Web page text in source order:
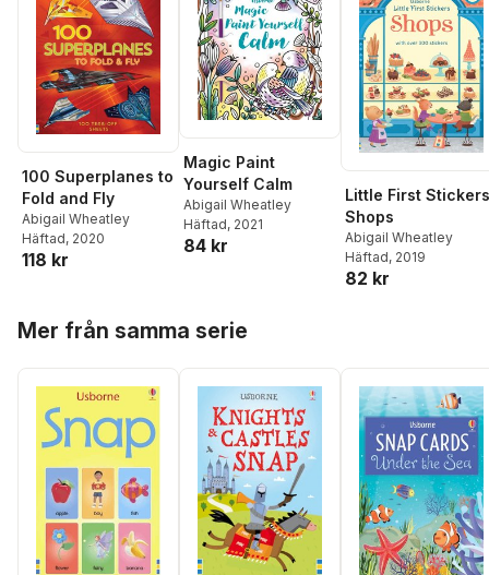
100 Superplanes to
Fold and Fly
Abigail Wheatley
Häftad, 2020
118 kr
Magic Paint
Yourself Calm
Abigail Wheatley
Häftad, 2021
84 kr
Little First Stickers
Shops
Abigail Wheatley
Häftad, 2019
82 kr
Mer från samma serie